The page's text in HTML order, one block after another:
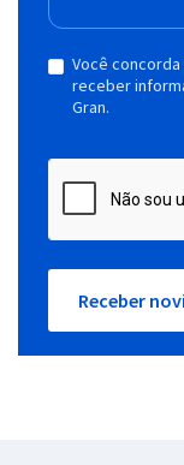
Você
receber
Gran.
Receber